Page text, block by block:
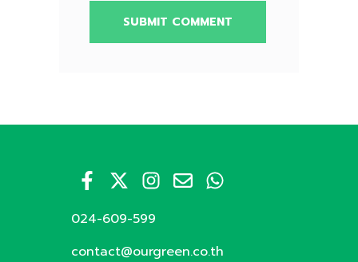
024-609-599
contact@ourgreen.co.th